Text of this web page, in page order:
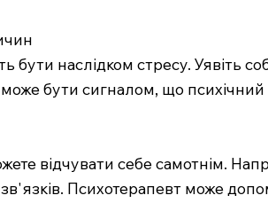
бути наслідком стресу.
бути сигналом, що психічний
відчувати себе самотнім.
Психотерапевт може